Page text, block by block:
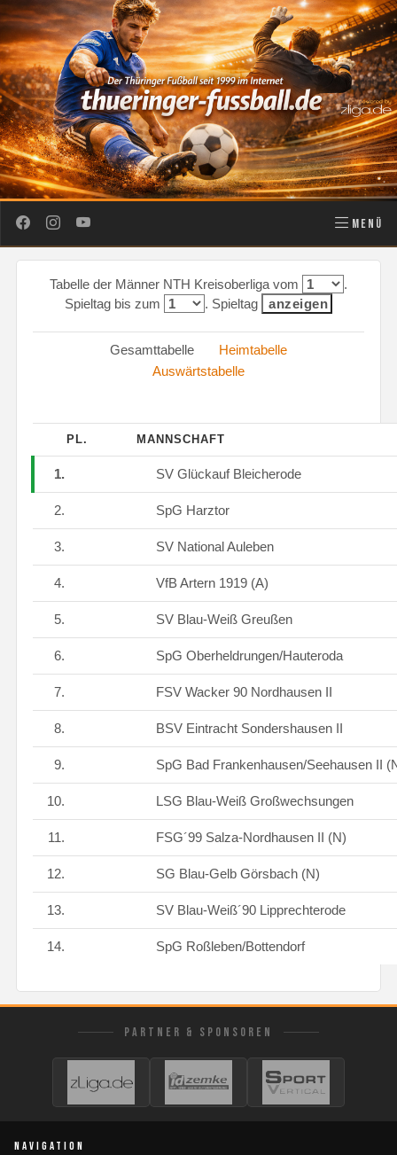
MENÜ
Tabelle der Männer NTH Kreisoberliga vom
.
Spieltag bis zum
. Spieltag
Gesamttabelle Heimtabelle
Auswärtstabelle
PL. MANNSCHAFT
1. SV Glückauf Bleicherode
2. SpG Harztor
3. SV National Auleben
4. VfB Artern 1919 (A)
5. SV Blau-Weiß Greußen
6. SpG Oberheldrungen/Hauteroda
7. FSV Wacker 90 Nordhausen II
8. BSV Eintracht Sondershausen II
9. SpG Bad Frankenhausen/Seehausen II
10. LSG Blau-Weiß Großwechsungen
11. FSG´99 Salza-Nordhausen II (N)
12. SG Blau-Gelb Görsbach (N)
13. SV Blau-Weiß´90 Lipprechterode
14. SpG Roßleben/Bottendorf
PARTNER & SPONSOREN
NAVIGATION